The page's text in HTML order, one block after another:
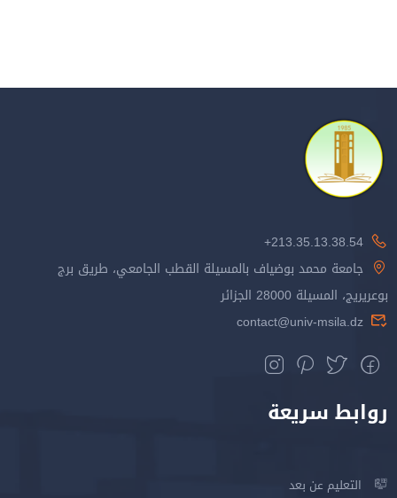
213.35.13.38.54+
جامعة محمد بوضياف بالمسيلة القطب الجامعي، طريق برج
بوعريريج، المسيلة 28000 الجزائر
contact@univ-msila.dz
روابط سريعة
التعليم عن بعد